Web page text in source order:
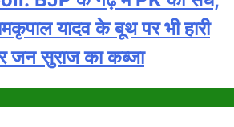
यादव के बूथ पर भी हारी
जन सुराज का कब्जा